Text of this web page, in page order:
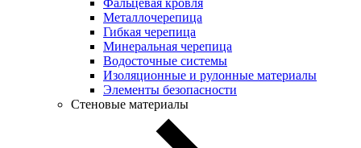
Металлочерепица
Гибкая черепица
Минеральная черепица
Водосточные системы
Изоляционные и рулонные материалы
Элементы безопасности
Стеновые материалы